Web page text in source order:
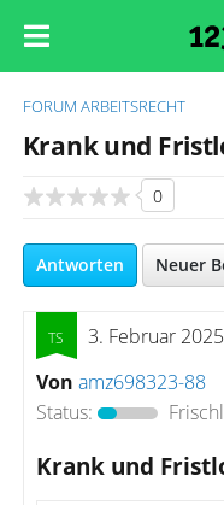
FORUM ARBEITSRECHT
Krank und
0
Antworten Neuer
3. Februar
Von amz698323-88
Status:
Krank und